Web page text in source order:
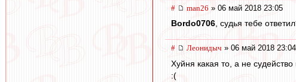
# man26 » 06 май 2018 23:05
Bordo0706, судья тебе
# Леонидыч » 06 май 2018 23:04
Хуйня какая то, а не судейство
:(